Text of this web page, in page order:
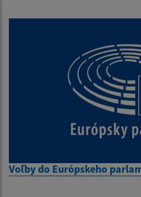
Voľby do Európskeho